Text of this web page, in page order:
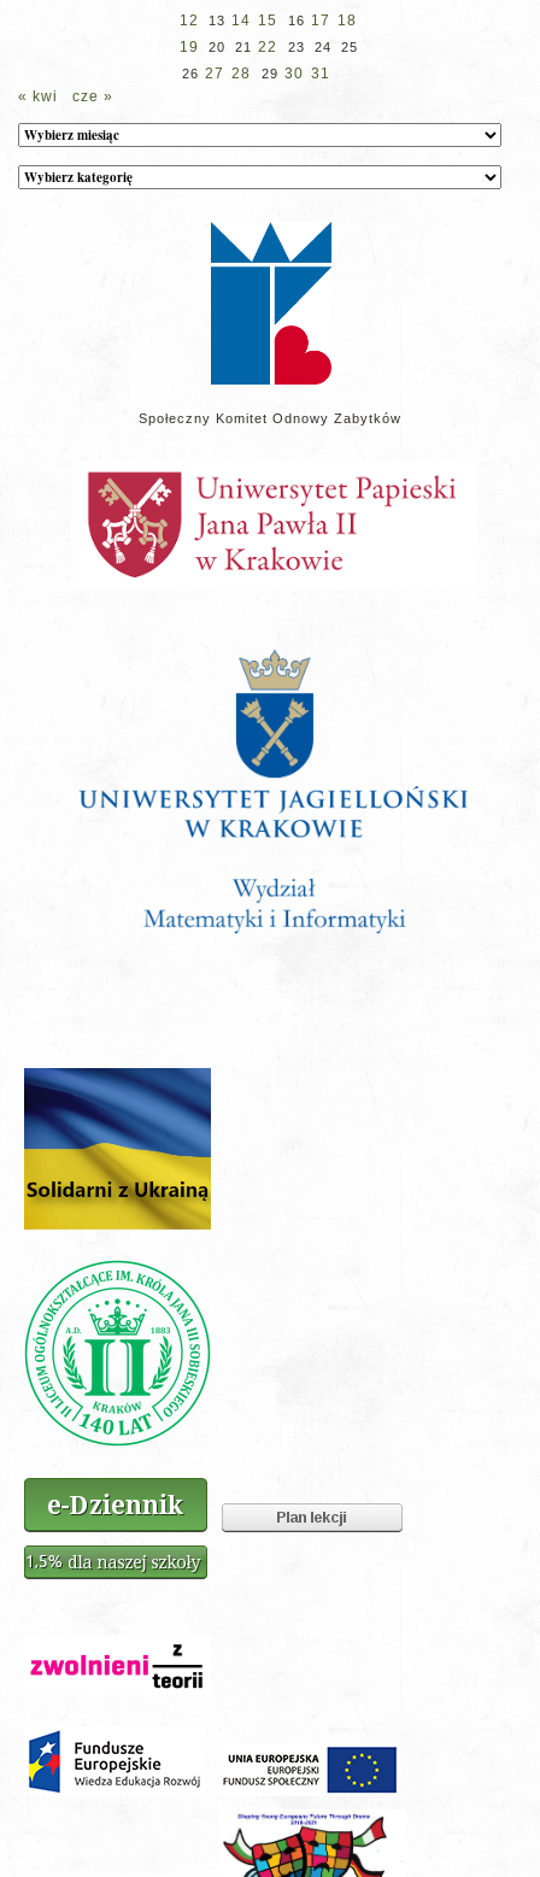
12 13 14 15 16 17
18
19
20 21 22 23 24
25
26 27 28 29 30 31
« kwi
cze »
Archiwum
Kategorie
wpisów
Społeczny Komitet Odnowy Zabytków